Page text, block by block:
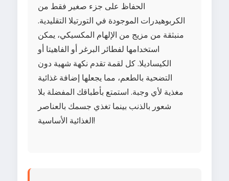
الحفاظ على جزء صغير فقط من
الكربوهيدرات الموجودة في التورتيلا التقليدية.
منبثقة من مزيج من الإلهام المكسيكي، يمكن
استخدامها لفطائر البرغر أو الفاهيتا أو
الكيساديلا. كل لقمة تقدم نكهة شهية دون
التضحية بالطعم، مما يجعلها إضافة غذائية
مغذية لأي وجبة. استمتع بأطباقك المفضلة بلا
شعور بالذنب بينما تغذي جسمك بالعناصر
الغذائية الأساسية!